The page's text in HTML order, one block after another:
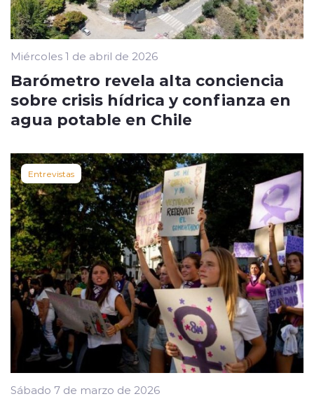
Miércoles 1 de abril de 2026
Barómetro revela alta conciencia
sobre crisis hídrica y confianza en
agua potable en Chile
Entrevistas
Sábado 7 de marzo de 2026